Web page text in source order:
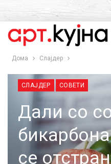
Дома Слајдер
СЛАЈДЕР СОВЕТИ
Дали со
се